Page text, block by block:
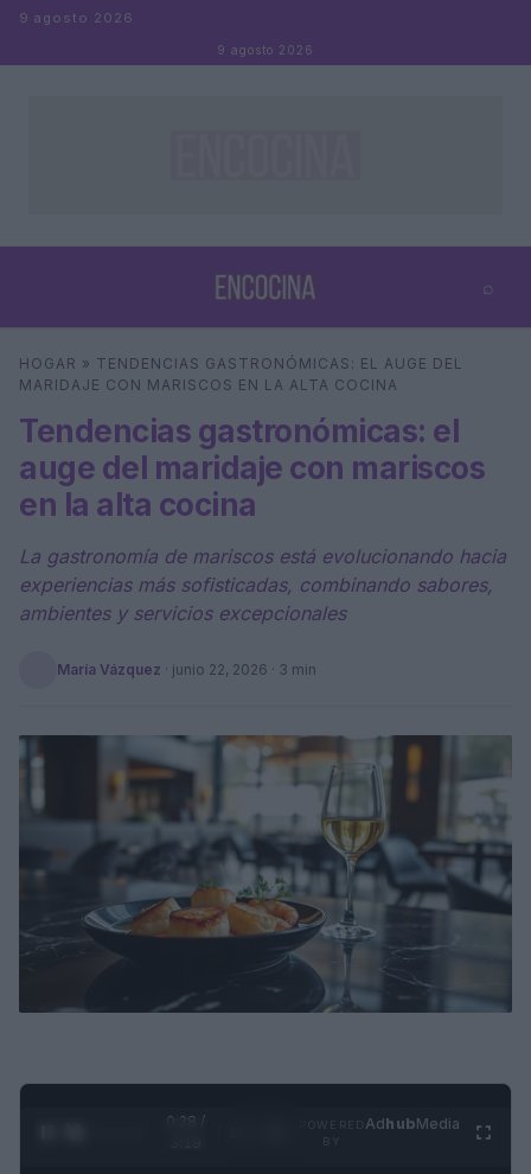
Saltar al contenido
9 agosto 2026
9 agosto 2026
⌕
Buscar ⌕
HOGAR » TENDENCIAS GASTRONÓMICAS: EL AUGE DEL
MARIDAJE CON MARISCOS EN LA ALTA COCINA
Tendencias gastronómicas: el
auge del maridaje con mariscos
en la alta cocina
La gastronomía de mariscos está evolucionando hacia
experiencias más sofisticadas, combinando sabores,
ambientes y servicios excepcionales
María Vázquez · junio 22, 2026 · 3 min
0:29 /
AdhubMedia